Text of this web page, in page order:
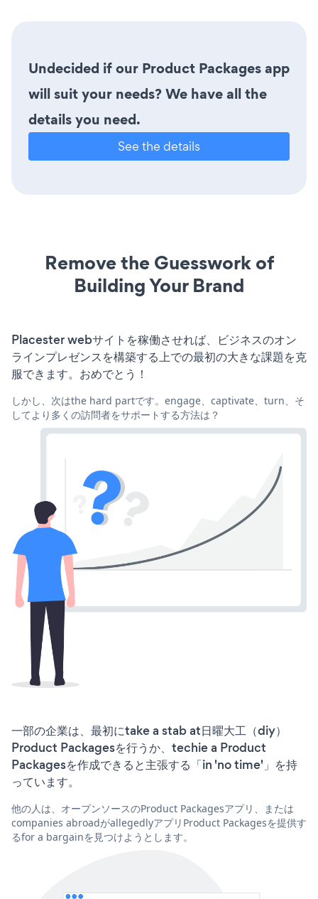
Undecided if our Product Packages app
will suit your needs? We have all the
details you need.
See the details
Remove the Guesswork of
Building Your Brand
Placester webサイトを稼働させれば、ビジネスのオン
ラインプレゼンスを構築する上での最初の大きな課題を克
服できます。おめでとう！
しかし、次はthe hard partです。engage、captivate、turn、そ
してより多くの訪問者をサポートする方法は？
一部の企業は、最初にtake a stab at日曜大工（diy）
Product Packagesを行うか、techie a Product
Packagesを作成できると主張する「in 'no time'」を持
っています。
他の人は、オープンソースのProduct Packagesアプリ、または
companies abroadがallegedlyアプリProduct Packagesを提供す
るfor a bargainを見つけようとします。